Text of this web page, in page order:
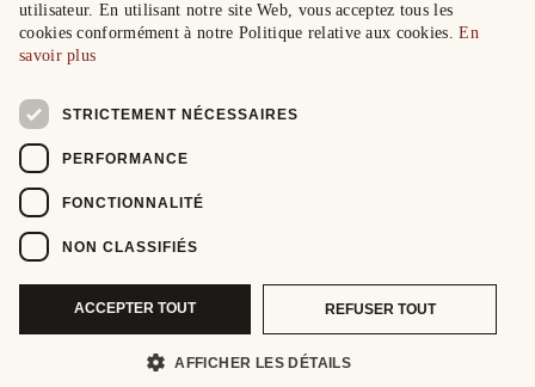
utilisateur. En utilisant notre site Web, vous acceptez tous les
cookies conformément à notre Politique relative aux cookies.En
savoir plus
STRICTEMENT NÉCESSAIRES
PERFORMANCE
FONCTIONNALITÉ
NON CLASSIFIÉS
ACCEPTER TOUT REFUSER TOUT
AFFICHER LES DÉTAILS